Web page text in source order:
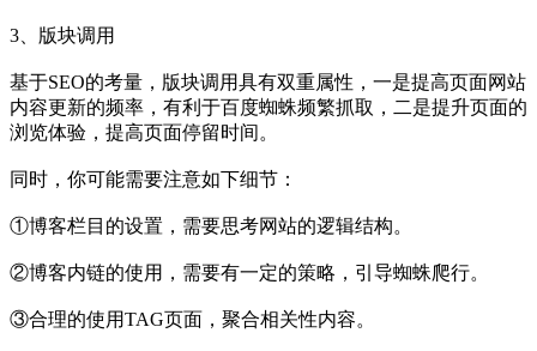
3、版块调用
基于SEO的考量，版块调用具有双重属性，一是提高页面网站
内容更新的频率，有利于百度蜘蛛频繁抓取，二是提升页面的
浏览体验，提高页面停留时间。
同时，你可能需要注意如下细节：
①博客栏目的设置，需要思考网站的逻辑结构。
②博客内链的使用，需要有一定的策略，引导蜘蛛爬行。
③合理的使用TAG页面，聚合相关性内容。